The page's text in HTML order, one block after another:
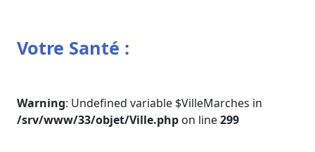
Votre Santé :
Warning: Undefined variable $VilleMarches in
/srv/www/33/objet/Ville.php on line299